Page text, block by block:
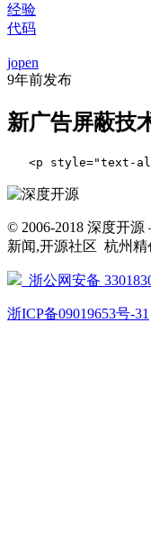
经验
代码
jopen
9年前发布
新广告屏蔽技
<p style="text-
© 2006-2018 深度开
新闻,开源社区 杭州
浙公网安备
浙ICP备09019653号-31